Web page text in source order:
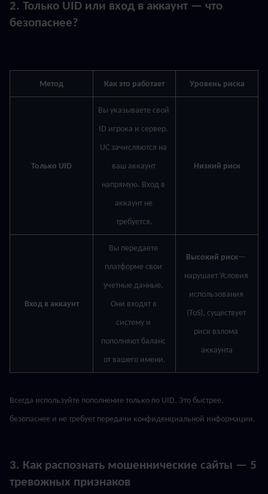
2. Только UID или вход в аккаунт — что
безопаснее?
Метод Как это работает Уровень риска
Только UID
Вы указываете свой
ID игрока и сервер.
UC зачисляются на
ваш аккаунт
напрямую. Вход в
аккаунт не
требуется.
Низкий риск
Вход в аккаунт
Вы передаете
платформе свои
учетные данные.
Они входят в
систему и
пополняют баланс
от вашего имени.
Высокий риск—
нарушает Условия
использования
(ToS), существует
риск взлома
аккаунта
Всегда используйте пополнение только по UID. Это быстрее,
безопаснее и не требует передачи конфиденциальной информации.
3. Как распознать мошеннические сайты — 5
тревожных признаков